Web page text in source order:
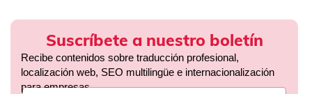
Suscríbete a nuestro boletín
Recibe contenidos sobre traducción profesional,
localización web, SEO multilingüe e internacionalización
para empresas.